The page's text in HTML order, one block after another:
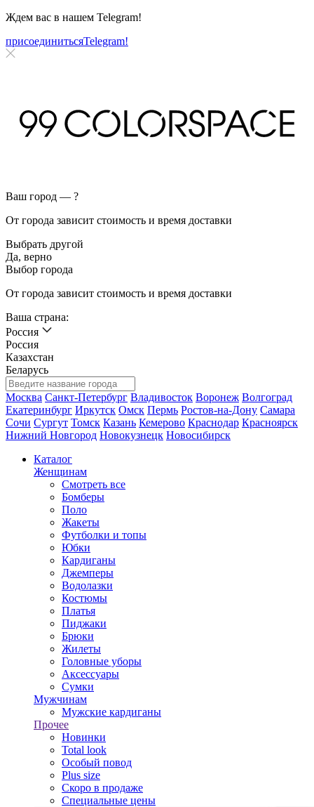
Ждем вас в нашем Telegram!
присоединитьсяTelegram!
Ваш город — ?
От города зависит стоимость и время доставки
Выбрать другой
Да, верно
Выбор города
От города зависит стоимость и время доставки
Ваша страна:
Россия
Россия
Казахстан
Беларусь
Москва Санкт-Петербург Владивосток Воронеж Волгоград
Екатеринбург Иркутск Омск Пермь Ростов-на-Дону Самара
Сочи Сургут Томск Казань Кемерово Краснодар Красноярск
Нижний Новгород Новокузнецк Новосибирск
Каталог
Женщинам
Смотреть все
Бомберы
Поло
Жакеты
Футболки и топы
Юбки
Кардиганы
Джемперы
Водолазки
Костюмы
Платья
Пиджаки
Брюки
Жилеты
Головные уборы
Аксессуары
Сумки
Мужчинам
Мужские кардиганы
Прочее
Новинки
Total look
Особый повод
Plus size
Скоро в продаже
Специальные цены